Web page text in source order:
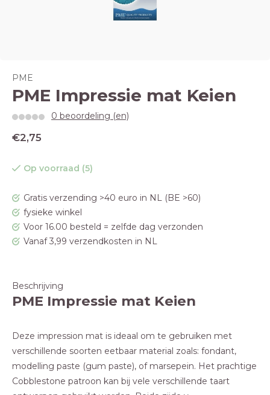
PME
PME Impressie mat Keien
0 beoordeling (en)
€2,75
Op voorraad (5)
Gratis verzending >40 euro in NL (BE >60)
fysieke winkel
Voor 16.00 besteld = zelfde dag verzonden
Vanaf 3,99 verzendkosten in NL
Beschrijving
PME Impressie mat Keien
Deze impression mat is ideaal om te gebruiken met
verschillende soorten eetbaar material zoals: fondant,
modelling paste (gum paste), of marsepein. Het prachtige
Cobblestone patroon kan bij vele verschillende taart